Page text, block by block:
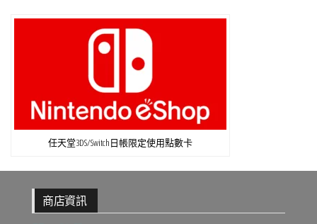
任天堂3DS/Switch日帳限定使用點數卡
商店資訊